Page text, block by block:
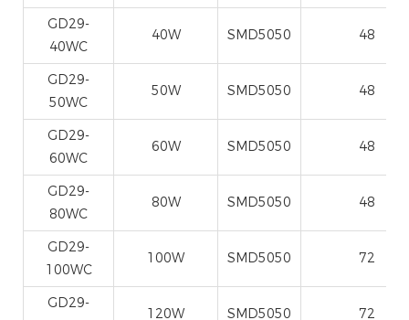
GD29-
40WC
40W SMD5050 48
GD29-
50WC
50W SMD5050 48
GD29-
60WC
60W SMD5050 48
GD29-
80WC
80W SMD5050 48
GD29-
100WC
100W SMD5050 72
GD29-
120W SMD5050 72